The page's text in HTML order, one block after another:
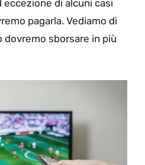
di alcuni casi
pagarla. Vediamo di
sborsare in più